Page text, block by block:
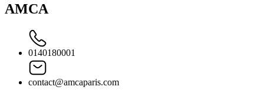
AMCA
0140180001
contact@amcaparis.com